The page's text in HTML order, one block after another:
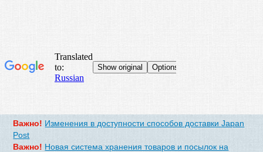
Важно! Изменения в доступности способов доставки Japan
Post
Важно! Новая система хранения товаров и посылок на